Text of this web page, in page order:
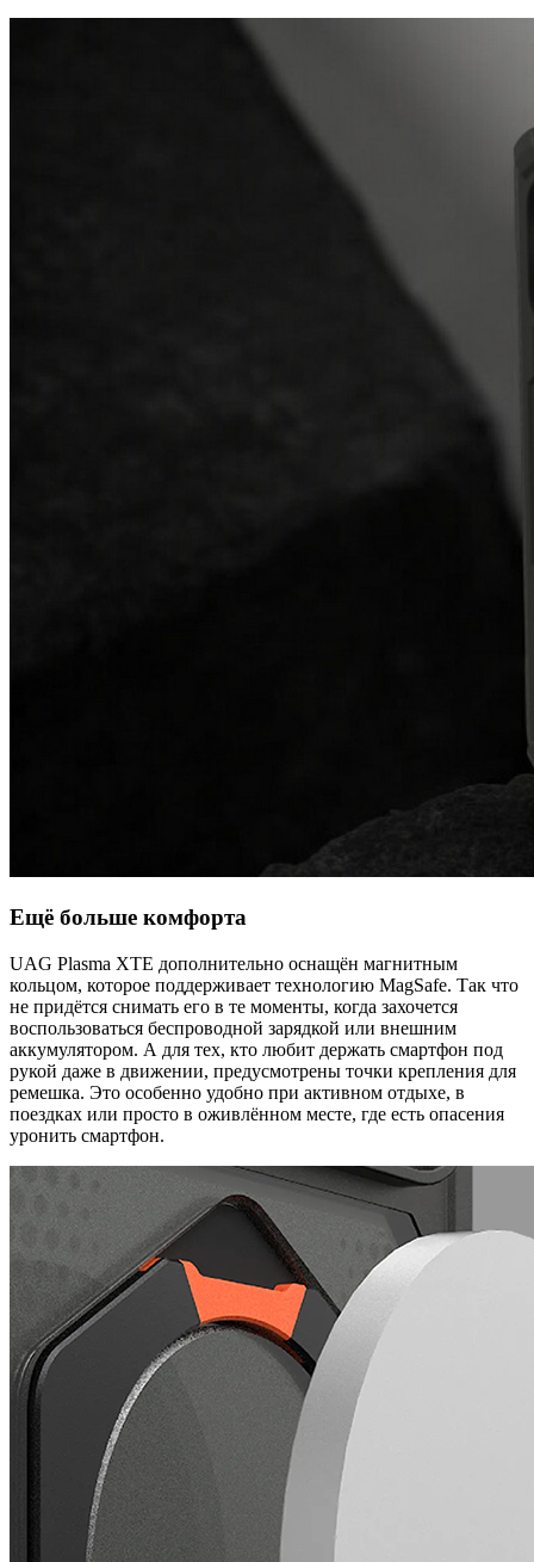
Ещё больше комфорта
UAG Plasma XTE дополнительно оснащён магнитным
кольцом, которое поддерживает технологию MagSafe. Так что
не придётся снимать его в те моменты, когда захочется
воспользоваться беспроводной зарядкой или внешним
аккумулятором. А для тех, кто любит держать смартфон под
рукой даже в движении, предусмотрены точки крепления для
ремешка. Это особенно удобно при активном отдыхе, в
поездках или просто в оживлённом месте, где есть опасения
уронить смартфон.